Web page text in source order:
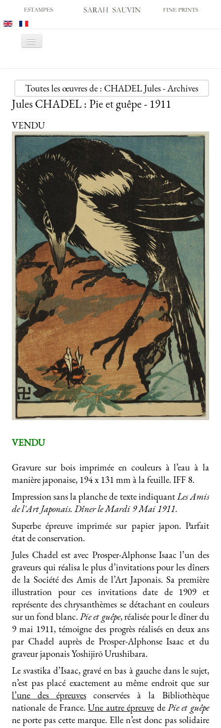
Basculer
GALERIE
SALONS
CATALOGUES
ESTAMPES ANCIENNES
ESTAMPES MODERNES
ARCHIVES
ACHATS DES MUSÉES
CONTACT
Toutes les œuvres de : CHADEL Jules - Archives
Jules CHADEL : Pie et guêpe - 1911
VENDU
VENDU
Gravure sur bois imprimée en couleurs à l’eau à la
manière japonaise, 194 x 131 mm à la feuille. IFF 8.
Impression sans la planche de texte indiquantLes Amis
de l'Art Japonais. Dîner le Mardi 9 Mai 1911.
Superbe épreuve imprimée sur papier japon. Parfait
état de conservation.
Jules Chadel est avec Prosper-Alphonse Isaac l’un des
graveurs qui réalisa le plus d’invitations pour les dîners
de la Société des Amis de l’Art Japonais. Sa première
illustration pour ces invitations date de 1909 et
représente des chrysanthèmes se détachant en couleurs
sur un fond blanc.Pie et guêpe, réalisée pour le dîner du
9 mai 1911, témoigne des progrès réalisés en deux ans
par Chadel auprès de Prosper-Alphonse Isaac et du
graveur japonais Yoshijirō Urushibara.
Le svastika d’Isaac, gravé en bas à gauche dans le sujet,
n’est pas placé exactement au même endroit que sur
l’une des épreuvesconservées à la Bibliothèque
nationale de France.Une autre épreuve dePie et guêpe
ne porte pas cette marque. Elle n’est donc pas solidaire